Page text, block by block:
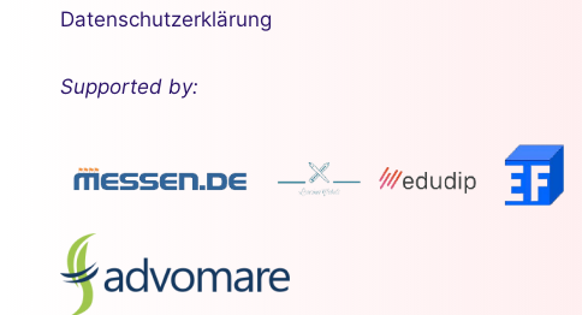
Datenschutzerklärung
Supported by: